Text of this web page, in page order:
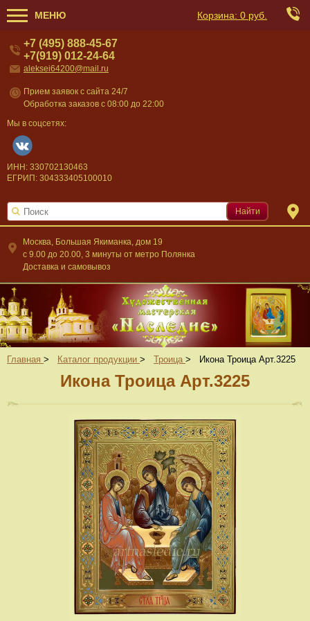
МЕНЮ Корзина: 0 руб.
Москва, Большая Якиманка, дом 19
c 9.00 до 20.00, 3 минуты от метро Полянка
Доставка и самовывоз
+7 (495) 888-45-67
+7(919) 012-24-64
aleksei64200@mail.ru
Прием заявок с сайта 24/7
Обработка заказов с 08:00 до 22:00
Мы в соцсетях:
ИНН: 330702130463
ЕГРИП: 304333405100010
Найти
Главная > Каталог продукции > Троица > Икона Троица Арт.3225
Икона Троица Арт.3225